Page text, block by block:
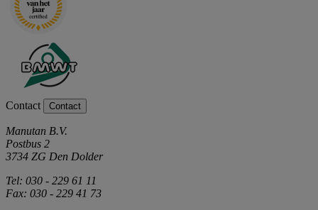
Contact Contact
Manutan B.V.
Postbus 2
3734 ZG Den Dolder
Tel: 030 - 229 61 11
Fax: 030 - 229 41 73